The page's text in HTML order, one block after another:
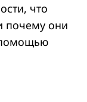
что
почему они